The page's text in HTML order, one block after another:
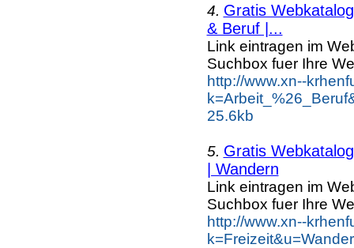
4. Gratis
& Beruf |...
Link eintragen im
Suchbox fuer Ihre
http://www.xn--
25.6kb
5. Gratis
| Wandern
Link eintragen im
Suchbox fuer Ihre
http://www.xn--